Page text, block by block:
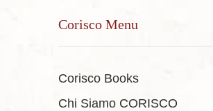
Corisco Menu
Corisco Books
Chi Siamo CORISCO